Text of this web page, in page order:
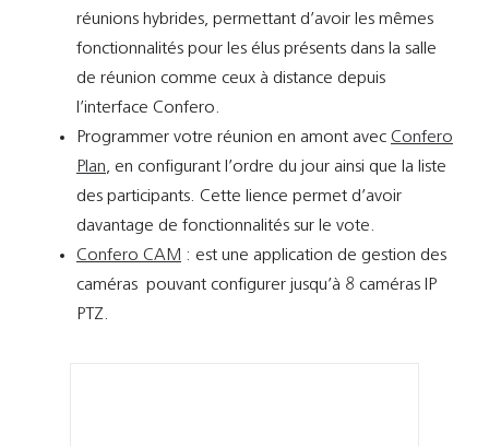
réunions hybrides, permettant d’avoir les mêmes
fonctionnalités pour les élus présents dans la salle
de réunion comme ceux à distance depuis
l’interface Confero.
Programmer votre réunion en amont avec Confero
Plan, en configurant l’ordre du jour ainsi que la liste
des participants. Cette lience permet d’avoir
davantage de fonctionnalités sur le vote.
Confero CAM : est une application de gestion des
caméras pouvant configurer jusqu’à 8 caméras IP
PTZ.